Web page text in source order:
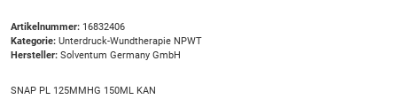
Artikelnummer: 16832406
Kategorie: Unterdruck-Wundtherapie NPWT
Hersteller: Solventum Germany GmbH
SNAP PL 125MMHG 150ML KAN